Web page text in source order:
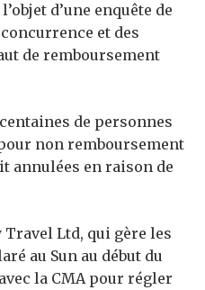
d’une enquête de
et des
de remboursement
de personnes
non remboursement
annulées en raison de
Ltd, qui gère les
au Sun au début du
la CMA pour régler